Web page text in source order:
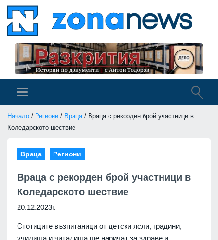
Начало / Региони / Враца/ Враца с рекорден брой участници в
Коледарското шествие
Враца Региони
Враца с рекорден брой участници в
Коледарското шествие
20.12.2023г.
Стотиците възпитаници от детски ясли, градини,
училища и читалища ще наричат за здраве и